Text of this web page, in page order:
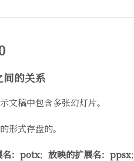
的关系
稿中包含多张幻灯片。
式存盘的。
名：potx； 放映的扩展名：ppsx；